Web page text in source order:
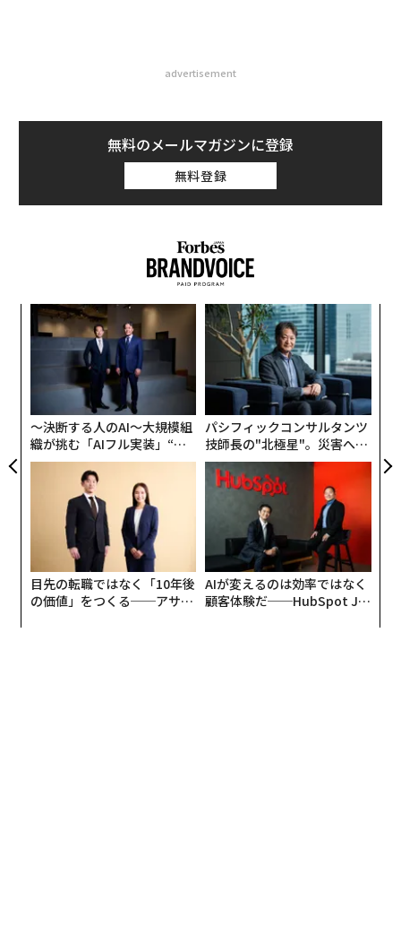
advertisement
無料のメールマガジンに登録
無料登録
〜決断する人のAI〜大規模組
織が挑む「AIフル実装」“使
う”企業から“動く”企業へ【N
TTドコモビジネス×PwC】
パシフィックコンサルタンツ
技師長の"北極星"。災害への
無力感を乗り越え見つけた、
防災一筋20年の答え
目先の転職ではなく「10年後
の価値」をつくる──アサイ
AIが変えるのは効率ではなく
顧客体験だ──HubSpot Ja